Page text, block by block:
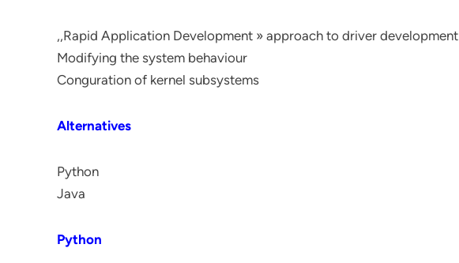
,,Rapid Application Development » approach to driver development
Modifying the system behaviour
Conguration of kernel subsystems
Alternatives
Python
Java
Python